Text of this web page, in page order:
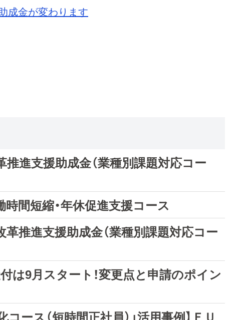
成金が変わります
推進支援助成金（業種別課題対応コー
時間短縮・年休促進支援コース
革推進支援助成金（業種別課題対応コー
付は9月スタート！変更点と申請のポイン
ース（短時間正社員）」活用事例】ＦＵ